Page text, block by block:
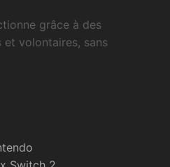
grâce à des
volontaires, sans